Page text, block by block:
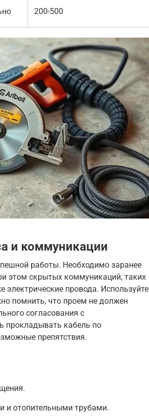
200-500
и коммуникации
работы. Необходимо заранее
этом скрытых коммуникаций, таких
электрические провода. Используйте
помнить, что проем не должен
согласования с
прокладывать кабель по
препятствия.
и отопительными трубами.